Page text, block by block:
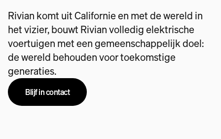
Rivian komt uit Californie en met de wereld in
het vizier, bouwt Rivian volledig elektrische
voertuigen met een gemeenschappelijk doel:
de wereld behouden voor toekomstige
generaties.
Blijf in contact